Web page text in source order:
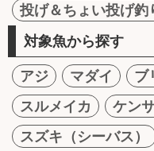
投げ＆ちょい投げ釣
対象魚から探す
アジ マダイ ブ
スルメイカ
ケン
スズキ（シーバス）